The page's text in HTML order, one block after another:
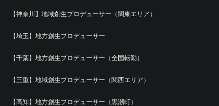
【神奈川】地域創生プロデューサー（関東エリア）
【埼玉】地方創生プロデューサー
【千葉】地方創生プロデューサー（全国転勤）
【三重】地域創生プロデューサー（関西エリア）
【高知】地方創生プロデューサー（黒潮町）